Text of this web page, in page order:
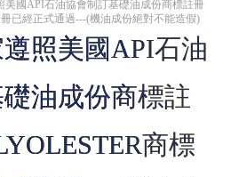
美國API石油協會制訂基礎油成份商標註冊
已經正式通過---(機油成份絕對不能造假)
照美國API石油
油成份商標註
商標